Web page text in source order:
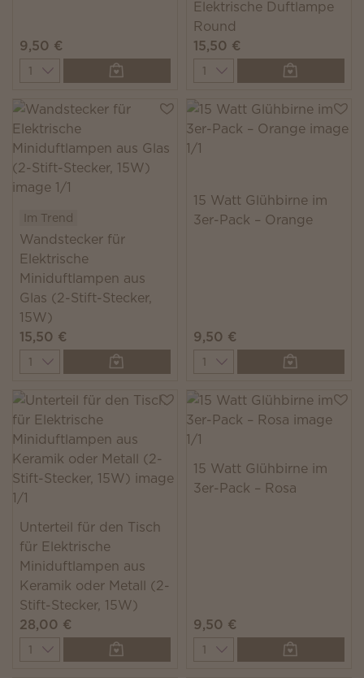
9,50 €
Quantity
Elektrische Duftlampe
Round
15,50 €
Quantity
Im Trend
Wandstecker für
Elektrische
Miniduftlampen aus
Glas (2-Stift-Stecker,
15W)
15,50 €
Quantity
15 Watt Glühbirne im
3er-Pack – Orange
9,50 €
Quantity
Unterteil für den Tisch
für Elektrische
Miniduftlampen aus
Keramik oder Metall (2-
Stift-Stecker, 15W)
28,00 €
Quantity
15 Watt Glühbirne im
3er-Pack – Rosa
9,50 €
Quantity